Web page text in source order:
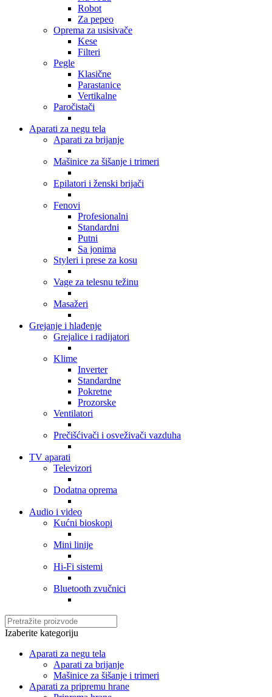
Robot
Za pepeo
Oprema za usisivače
Kese
Filteri
Pegle
Klasične
Parastanice
Vertikalne
Paročistači
Aparati za negu tela
Aparati za brijanje
Mašinice za šišanje i trimeri
Epilatori i ženski brijači
Fenovi
Profesionalni
Standardni
Putni
Sa jonima
Styleri i prese za kosu
Vage za telesnu težinu
Masažeri
Grejanje i hlađenje
Grejalice i radijatori
Klime
Inverter
Standardne
Pokretne
Prozorske
Ventilatori
Prečišćivači i osveživači vazduha
TV aparati
Televizori
Dodatna oprema
Audio i video
Kućni bioskopi
Mini linije
Hi-Fi sistemi
Bluetooth zvučnici
Izaberite kategoriju
Aparati za negu tela
Aparati za brijanje
Mašinice za šišanje i trimeri
Aparati za pripremu hrane